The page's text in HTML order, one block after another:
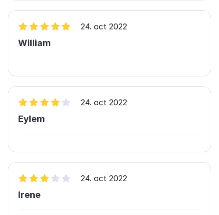
24. oct 2022
William
24. oct 2022
Eylem
24. oct 2022
Irene